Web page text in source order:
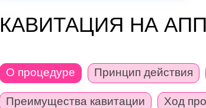
КАВИТАЦИЯ НА
О процедуре Принцип действия
Преимущества кавитации Ход